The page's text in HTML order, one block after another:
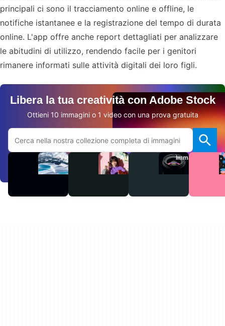
principali ci sono il tracciamento online e offline, le
notifiche istantanee e la registrazione del tempo di durata
online. L'app offre anche report dettagliati per analizzare
le abitudini di utilizzo, rendendo facile per i genitori
rimanere informati sulle attività digitali dei loro figli.
Libera la tua creatività con Adobe Stock
Ottieni 10 immagini o 1 video con una prova gratuita
Cerca sul sito Adobe.com
Video Audio Immagini